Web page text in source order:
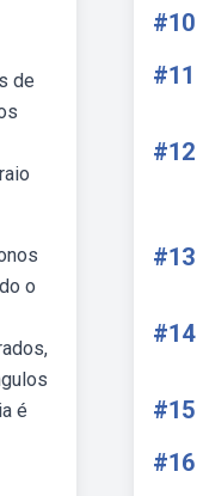
de
o
é
#10
#11
#12
#13
#14
#15
#16